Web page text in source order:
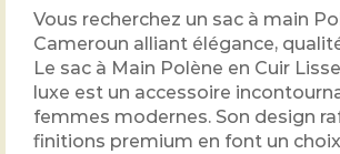
Vous recherchez un sac à main
Cameroun alliant élégance,
Le sac à Main Polène en Cuir
luxe est un accessoire
femmes modernes. Son design
finitions premium en font un